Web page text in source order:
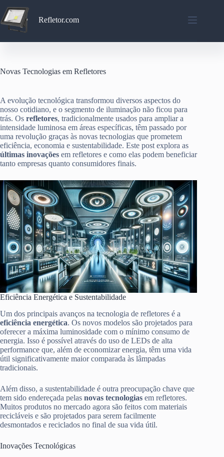
para
o
conteúdo
Refletor.com
Novas Tecnologias em Refletores
A evolução tecnológica transformou diversos aspectos do
nosso cotidiano, e o segmento de iluminação não ficou para
trás. Os refletores, tradicionalmente usados para ampliar a
intensidade luminosa em áreas específicas, têm passado por
uma revolução graças às novas tecnologias que prometem
eficiência, economia e sustentabilidade. Este post explora as
últimas inovações em refletores e como elas podem beneficiar
tanto empresas quanto consumidores finais.
Eficiência Energética e Sustentabilidade
Um dos principais avanços na tecnologia de refletores é a
eficiência energética. Os novos modelos são projetados para
oferecer a máxima luminosidade com o mínimo consumo de
energia. Isso é possível através do uso de LEDs de alta
performance que, além de economizar energia, têm uma vida
útil significativamente maior comparada às lâmpadas
tradicionais.
Além disso, a sustentabilidade é outra preocupação chave que
tem sido endereçada pelas novas tecnologias em refletores.
Muitos produtos no mercado agora são feitos com materiais
recicláveis e são projetados para serem facilmente
desmontados e reciclados no final de sua vida útil.
Inovações Tecnológicas